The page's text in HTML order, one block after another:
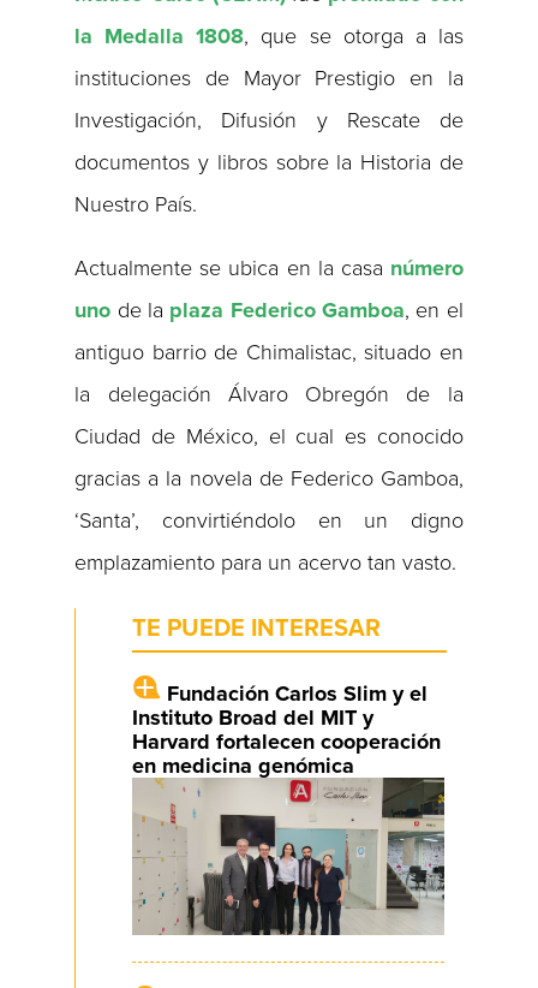
la Medalla 1808, que se otorga a las
instituciones de Mayor Prestigio en la
Investigación, Difusión y Rescate de
documentos y libros sobre la Historia de
Nuestro País.
Actualmente se ubica en la casa número
uno de la plaza Federico Gamboa, en el
antiguo barrio de Chimalistac, situado en
la delegación Álvaro Obregón de la
Ciudad de México, el cual es conocido
gracias a la novela de Federico Gamboa,
‘Santa’, convirtiéndolo en un digno
emplazamiento para un acervo tan vasto.
TE PUEDE INTERESAR
Fundación Carlos Slim y el
Instituto Broad del MIT y
Harvard fortalecen cooperación
en medicina genómica